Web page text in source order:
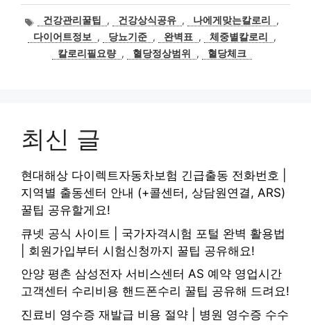
태
그
건강관리꿀팁 , 건강상식공유 , 나에게맞는칼로리
,
다이어트정보 , 당뇨기준 , 완벽표 , 체중별칼로리
,
칼로리필요량 , 혈당정상범위 , 혈당체크
최신 글
현대해상 다이렉트자동차보험 긴급출동 전화번호 |
지역별 출동센터 안내 (+콜센터, 상담원연결, ARS)
꿀팁 공유할게요!
큐넷 공식 사이트 | 국가자격시험 포털 완벽 활용법
| 회원가입부터 시험신청까지 꿀팁 공유해요!
안양 평촌 삼성전자 서비스센터 AS 예약 영업시간
고객센터 수리비용 핸드폰수리 꿀팁 공유해 드려요!
진료비 영수증 재발급 비용 절약 | 병원 영수증 수수